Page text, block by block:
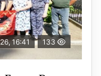
16:41 133